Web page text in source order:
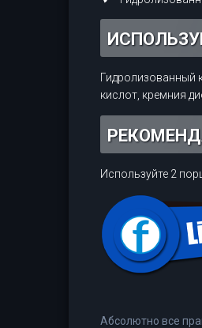
Гидролизованный
кислот, кремния
Используйте 2
Абсолютно все